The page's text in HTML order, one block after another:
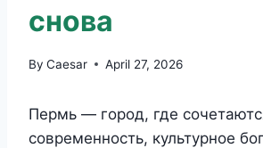
снова
By Caesar April 27, 2026
Пермь — город, где
современность, культурное